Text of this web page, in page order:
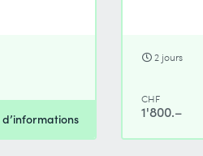
d’informations
2 jours
CHF
1'800.–